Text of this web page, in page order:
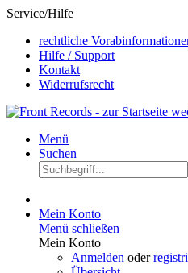
Service/Hilfe
rechtliche
Hilfe / Support
Kontakt
Widerrufsrecht
Menü
Suchen
Mein Konto
Menü schließen
Mein Konto
Anmelden oder